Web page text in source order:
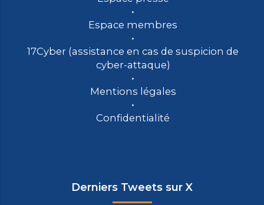
Espace membres
17Cyber (assistance en cas de suspicion de
cyber-attaque)
Mentions légales
Confidentialité
Derniers Tweets sur X